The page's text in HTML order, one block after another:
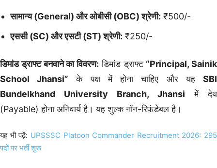
सामान्य (General) और ओबीसी (OBC) श्रेणी: ₹500/-
एससी (SC) और एसटी (ST) श्रेणी: ₹250/-
डिमांड ड्राफ्ट बनवाने का विवरण: डिमांड ड्राफ्ट “Principal, Sainik
School Jhansi” के पक्ष में होना चाहिए और यहSBI
Bundelkhand University Branch, Jhansi में देय
(Payable) होना अनिवार्य है। यह शुल्क नॉन-रिफंडेबल है।
यह भी पढ़ें: UPSSSC Platoon Commander Recruitment 2026: 295
पदों पर भर्ती शुरू